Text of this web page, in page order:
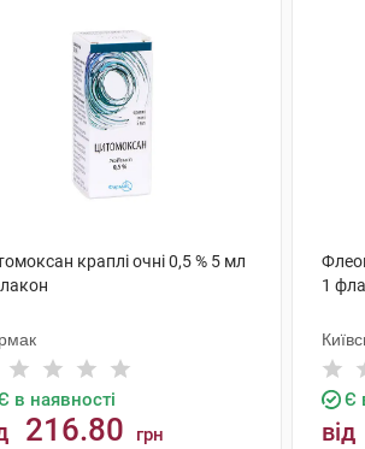
краплі очні 0,5 % 5 мл
в наявності
216.80 грн
1
Є
від